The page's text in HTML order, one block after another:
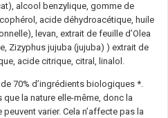
alcool benzylique, gomme de
acide déhydroacétique, huile
levan, extrait de feuille d’Olea
Zizyphus jujuba (jujuba) ) extrait de
acide citrique, citral, linalol.
70% d’ingrédients biologiques *.
la nature elle-même, donc la
varier. Cela n’affecte pas la